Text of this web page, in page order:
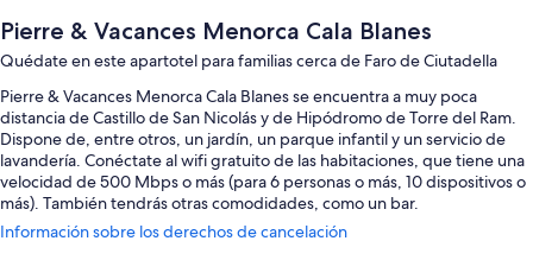
Pierre & Vacances Menorca Cala Blanes
Quédate en este apartotel para familias cerca de Faro de Ciutadella
Pierre & Vacances Menorca Cala Blanes se encuentra a muy poca
distancia de Castillo de San Nicolás y de Hipódromo de Torre del Ram.
Dispone de, entre otros, un jardín, un parque infantil y un servicio de
lavandería. Conéctate al wifi gratuito de las habitaciones, que tiene una
velocidad de 500 Mbps o más (para 6 personas o más, 10 dispositivos o
más). También tendrás otras comodidades, como un bar.
Estos son algunos otros servicios de este apartotel:
Información sobre los derechos de cancelación